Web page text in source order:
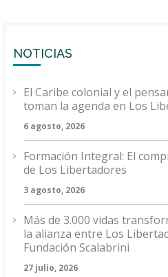
NOTICIAS
El Caribe colonial y el
toman la agenda en Los
6 agosto, 2026
Formación Integral: El
de Los Libertadores
3 agosto, 2026
Más de 3.000 vidas
la alianza entre Los
Fundación Scalabrini
27 julio, 2026